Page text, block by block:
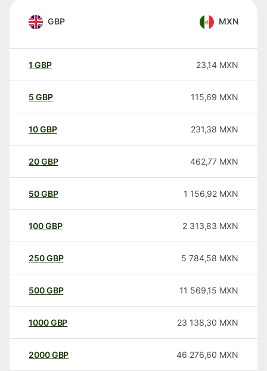
GBP MXN
1 GBP 23,14 MXN
5 GBP 115,69 MXN
10GBP 231,38 MXN
20GBP 462,77 MXN
50GBP 1 156,92 MXN
100GBP 2 313,83 MXN
250GBP 5 784,58 MXN
500GBP 11 569,15 MXN
1000GBP 23 138,30 MXN
2000GBP 46 276,60 MXN